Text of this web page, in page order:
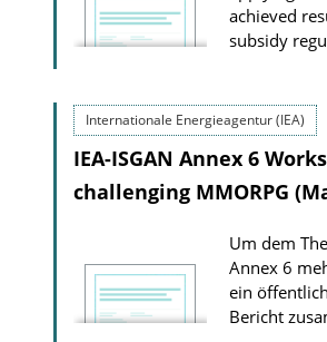
achieved
subsidy
Internationale Energieagentur (IEA)
IEA-ISGAN Annex 6
challenging MMORPG
Um dem
Annex 6
ein
Bericht